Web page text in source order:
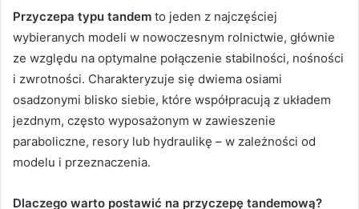
Przyczepa typu tandem to jeden z najczęściej
wybieranych modeli w nowoczesnym rolnictwie, głównie
ze względu na optymalne połączenie stabilności, nośności
i zwrotności. Charakteryzuje się dwiema osiami
osadzonymi blisko siebie, które współpracują z układem
jezdnym, często wyposażonym w zawieszenie
paraboliczne, resory lub hydraulikę – w zależności od
modelu i przeznaczenia.
Dlaczego warto postawić na przyczepę tandemową?